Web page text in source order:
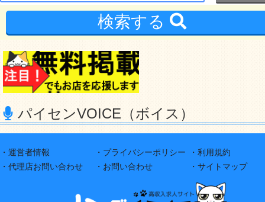
検索する
パイセンVOICE（ボイス）
・運営者情報
・代理店お問い合わせ
・プライバシーポリシー
・お問い合わせ
・利用規約
・サイトマップ